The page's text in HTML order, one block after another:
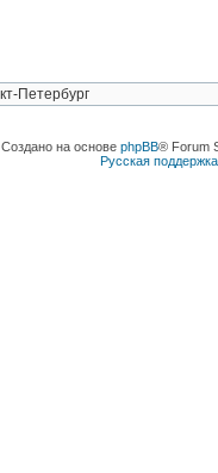
Создано на основе phpBB® Forum
Русская